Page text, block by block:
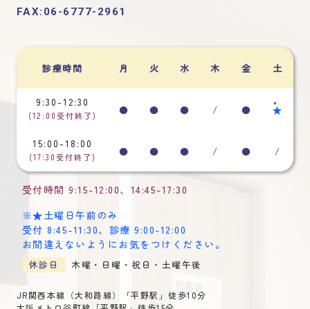
FAX:06-6777-2961
診療時間 月 火 水 木 金 土
9:30-12:30
(12:00受付終了) ● ● ● / ● *
★
15:00-18:00
(17:30受付終了) ● ● ● / ● /
受付時間9:15-12:00、 14:45-17:30
※★土曜日午前のみ
受付 8:45-11:30、 診療 9:00-12:00
お間違えないようにお気をつけください。
休診日 木曜・日曜・祝日・土曜午後
JR関西本線（大和路線）「平野駅」徒歩10分